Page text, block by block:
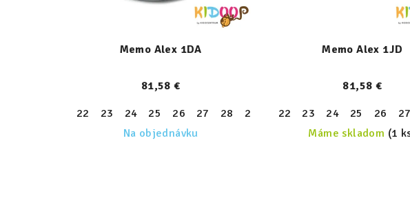
Memo Alex 1DA
81,58 €
22
23 24 25 26 27 28 29 30
31
Na objednávku
Memo Alex 1JD
81,58 €
22
23 24 25 26 27
Máme skladom (1